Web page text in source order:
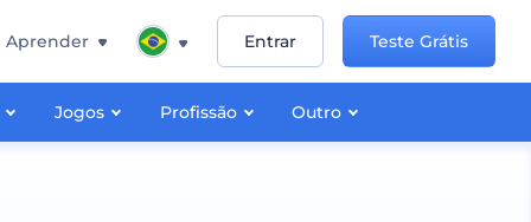
Jogos Profissão Outro
Aprender Entrar Teste Grátis